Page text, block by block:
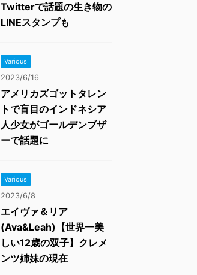
Twitterで話題の生き物の
LINEスタンプも
Various
2023/6/16
アメリカズゴットタレン
トで盲目のインドネシア
人少女がゴールデンブザ
ーで話題に
Various
2023/6/8
エイヴァ＆リア
(Ava&Leah)【世界一美
しい12歳の双子】クレメ
ンツ姉妹の現在